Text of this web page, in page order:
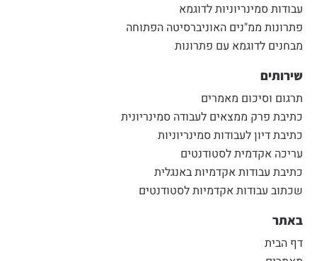
עבודות סמינריוניות לדוגמא
פתרונות ממ"נים האוניברסיטה הפתוחה
מבחנים לדוגמא עם פתרונות
שירותים
תרגום וסיכום מאמרים
כתיבת פרק ממצאים לעבודה סמינריונית
כתיבת דיון לעבודות סמינריוניות
עריכה אקדמית לסטודנטים
כתיבת עבודות אקדמיות באנגלית
שכתוב עבודות אקדמיות לסטודנטים
באתר
דף הבית